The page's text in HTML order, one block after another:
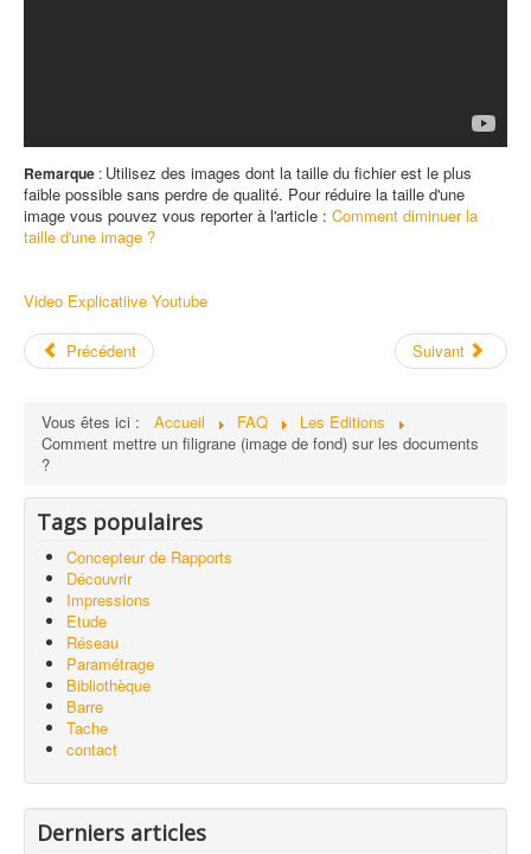
Remarque : Utilisez des images dont la taille du fichier est le plus
faible possible sans perdre de qualité. Pour réduire la taille d'une
image vous pouvez vous reporter à l'article : Comment diminuer la
taille d'une image ?
Video Explicatiive Youtube
Précédent Suivant
Vous êtes ici : Accueil FAQ
Les Editions
Comment mettre un filigrane (image de fond) sur les documents
?
Tags populaires
Concepteur de Rapports
Découvrir
Impressions
Etude
Réseau
Paramétrage
Bibliothèque
Barre
Tache
contact
Derniers articles